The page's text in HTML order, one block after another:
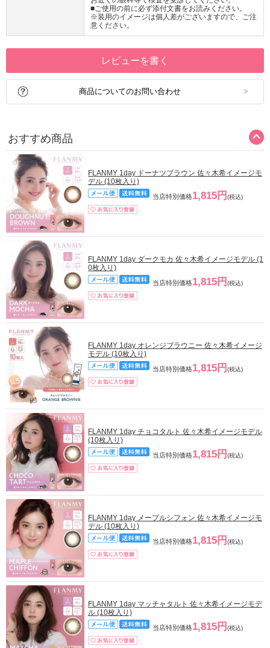
■ご使用の前に必ず添付文書をお読みください。
※装用のイメージは個人差がございますので、ご注
意ください。
レビューを書く
商品についてのお問い合わせ
おすすめ商品
FLANMY 1day ドーナツブラウン 佐々木希イメージモ
デル (10枚入り)
当店特別価格1,815円 (税込)
FLANMY 1day ダークモカ 佐々木希イメージモデル (1
0枚入り)
当店特別価格1,815円 (税込)
FLANMY 1day オレンジブラウニー 佐々木希イメージ
モデル (10枚入り)
当店特別価格1,815円 (税込)
FLANMY 1day チョコタルト 佐々木希イメージモデル
(10枚入り)
当店特別価格1,815円 (税込)
FLANMY 1day メープルシフォン 佐々木希イメージモ
デル (10枚入り)
当店特別価格1,815円 (税込)
FLANMY 1day マッチャタルト 佐々木希イメージモデ
ル (10枚入り)
当店特別価格1,815円 (税込)